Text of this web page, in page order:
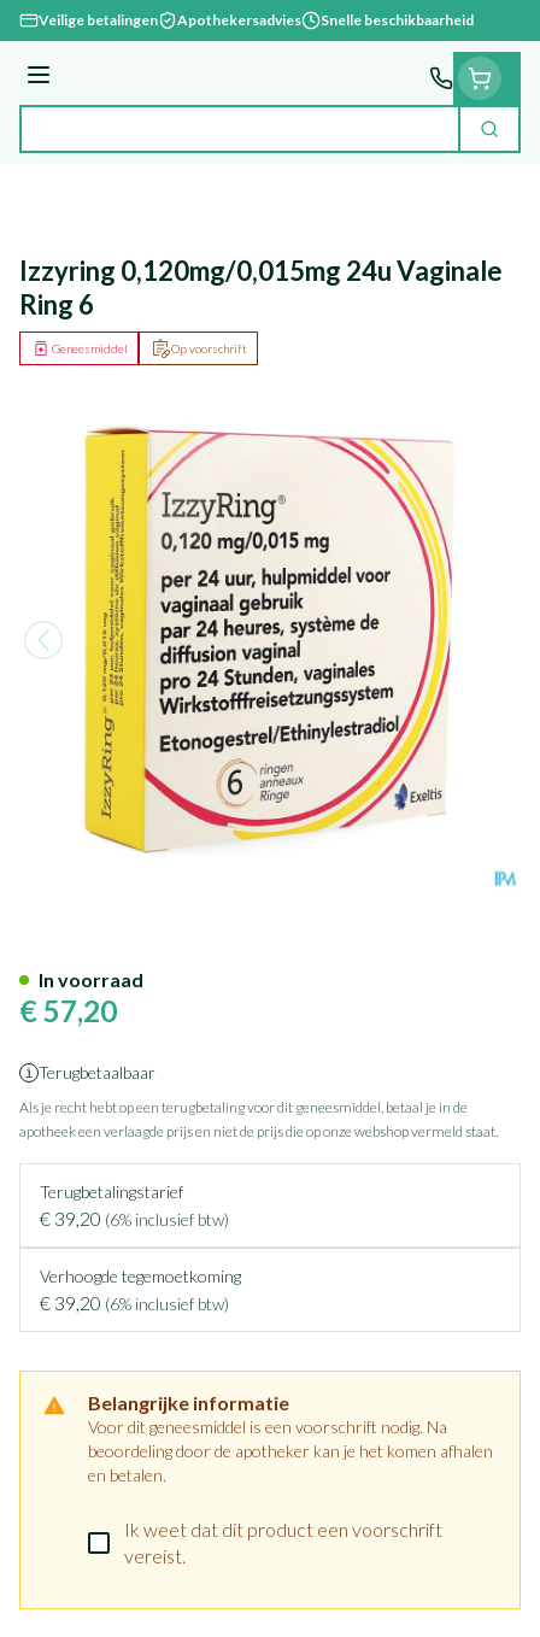
Ga naar de inhoud
Veilige betalingen Apothekersadvies Snelle beschikbaarheid
Menu
Zoek
Izzyring 0,120mg/0,015mg 24u Vaginale
Ring 6
Op voorschrift
Geneesmiddel
€ 57,20
Terugbetaalbaar
Als je recht hebt op een terugbetaling voor dit geneesmiddel, betaal je in de
apotheek een verlaagde prijs en niet de prijs die op onze webshop vermeld staat.
Terugbetalingstarief
€ 39,20 (6% inclusief btw)
Verhoogde tegemoetkoming
€ 39,20 (6% inclusief btw)
Belangrijke informatie
Voor dit geneesmiddel is een voorschrift nodig. Na
beoordeling door de apotheker kan je het komen afhalen
en betalen.
Ik weet dat dit product een voorschrift
vereist.
In voorraad